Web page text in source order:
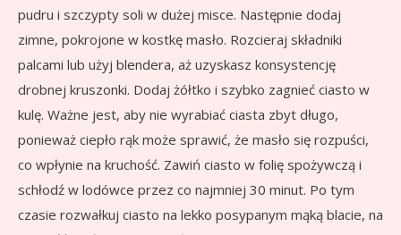
pudru i szczypty soli w dużej misce. Następnie dodaj
zimne, pokrojone w kostkę masło. Rozcieraj składniki
palcami lub użyj blendera, aż uzyskasz konsystencję
drobnej kruszonki. Dodaj żółtko i szybko zagnieć ciasto w
kulę. Ważne jest, aby nie wyrabiać ciasta zbyt długo,
ponieważ ciepło rąk może sprawić, że masło się rozpuści,
co wpłynie na kruchość. Zawiń ciasto w folię spożywczą i
schłodź w lodówce przez co najmniej 30 minut. Po tym
czasie rozwałkuj ciasto na lekko posypanym mąką blacie, na